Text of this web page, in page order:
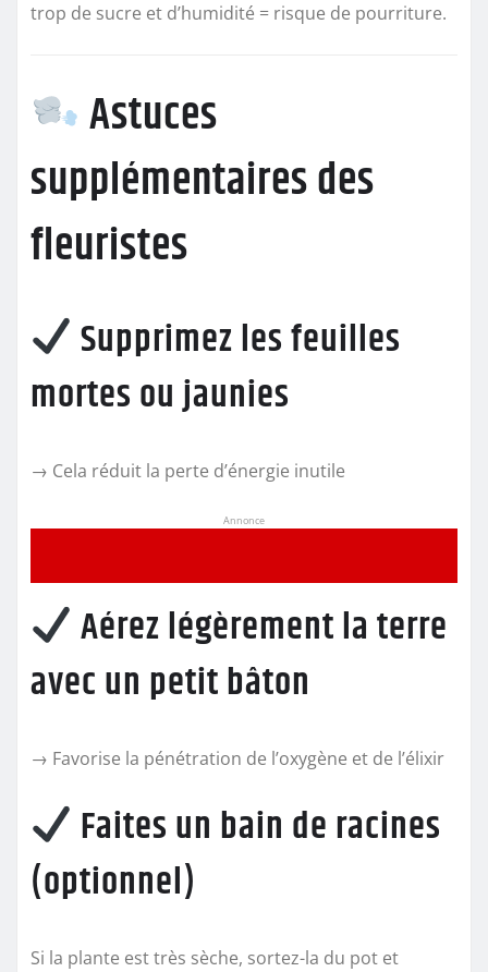
trop de sucre et d’humidité = risque de pourriture.
Astuces
supplémentaires des
fleuristes
Supprimez les feuilles
mortes ou jaunies
→ Cela réduit la perte d’énergie inutile
Annonce
Aérez légèrement la terre
avec un petit bâton
→ Favorise la pénétration de l’oxygène et de l’élixir
Faites un bain de racines
(optionnel)
Si la plante est très sèche, sortez-la du pot et